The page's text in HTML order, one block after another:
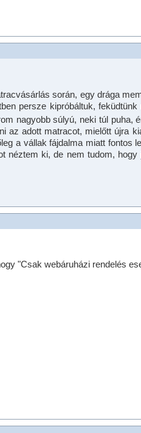
során, egy drága
persze kipróbáltuk,
nagyobb súlyú, neki túl puha,
az adott matracot, mielőtt újra
a vállak fájdalma miatt fontos
néztem ki, de nem tudom,
"Csak webáruházi rendelés